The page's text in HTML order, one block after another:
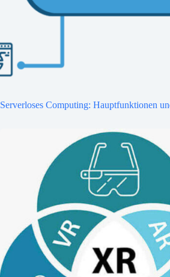
Serverloses Computing: Hauptfunktionen